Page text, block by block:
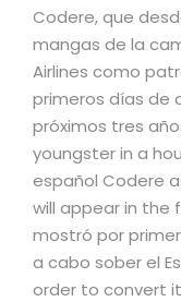
Codere, que
mangas de la
Airlines como
primeros días de
próximos tres
youngster in a
español Codere
will appear in the
mostró por
a cabo sober el
order to convert